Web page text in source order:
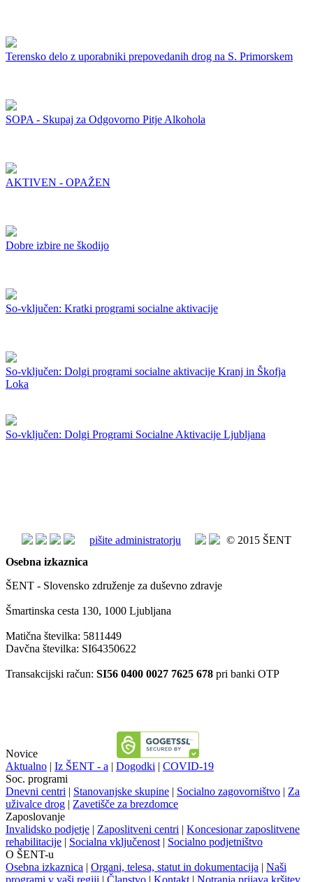
Terensko delo z uporabniki prepovedanih drog na S. Primorskem
SOPA - Skupaj za Odgovorno Pitje Alkohola
AKTIVEN - OPAŽEN
Dobre izbire ne škodijo
So-vključen: Kratki programi socialne aktivacije
So-vključen: Dolgi programi socialne aktivacije Kranj in Škofja
Loka
So-vključen: Dolgi Programi Socialne Aktivacije Ljubljana
pišite administratorju
© 2015 ŠENT
Osebna izkaznica
ŠENT - Slovensko združenje za duševno zdravje
Šmartinska cesta 130, 1000 Ljubljana
Matična številka: 5811449
Davčna številka: SI64350622
Transakcijski račun: SI56 0400 0027 7625 678 pri banki OTP
Novice
Aktualno | Iz ŠENT - a | Dogodki | COVID-19
Soc. programi
Dnevni centri | Stanovanjske skupine | Socialno zagovorništvo | Za
uživalce drog | Zavetišče za brezdomce
Zaposlovanje
Invalidsko podjetje | Zaposlitveni centri | Koncesionar zaposlitvene
rehabilitacije | Socialna vključenost | Socialno podjetništvo
O ŠENT-u
Osebna izkaznica | Organi, telesa, statut in dokumentacija | Naši
programi v vaši regiji | Članstvo | Kontakt | Notranja prijava kršitev